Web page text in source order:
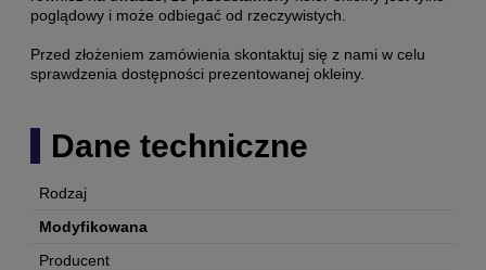
poglądowy i może odbiegać od rzeczywistych.
Przed złożeniem zamówienia skontaktuj się z nami w celu
sprawdzenia dostępności prezentowanej okleiny.
Dane techniczne
Rodzaj
Modyfikowana
Producent